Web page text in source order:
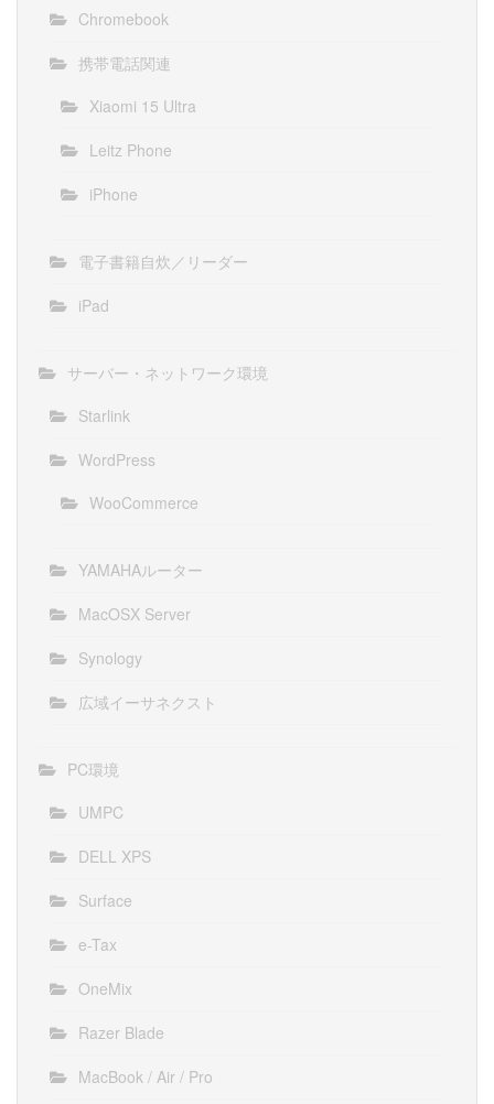
Chromebook
携帯電話関連
Xiaomi 15 Ultra
Leitz Phone
iPhone
電子書籍自炊／リーダー
iPad
サーバー・ネットワーク環境
Starlink
WordPress
WooCommerce
YAMAHAルーター
MacOSX Server
Synology
広域イーサネクスト
PC環境
UMPC
DELL XPS
Surface
e-Tax
OneMix
Razer Blade
MacBook / Air / Pro